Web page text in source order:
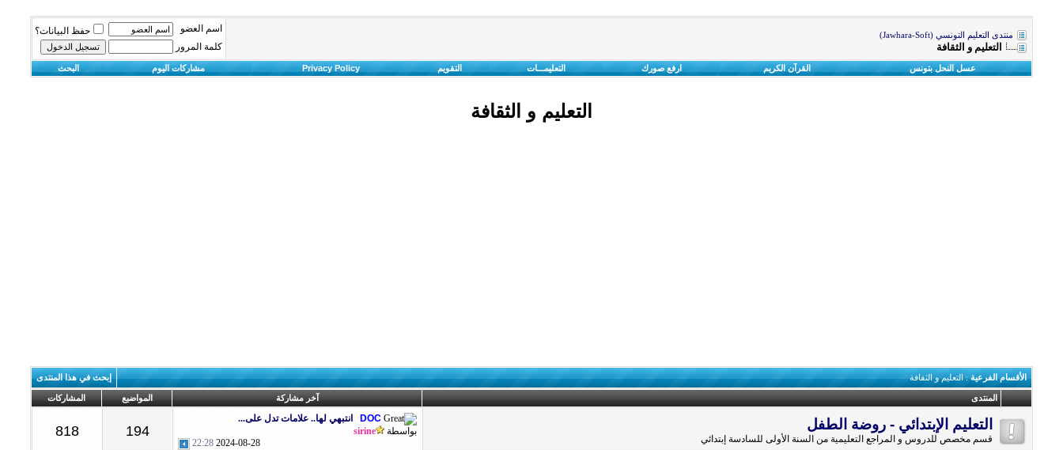
منتدى التعليم التونسي (Jawhara-Soft)
التعليم و الثقافة
اسم العضو
حفظ البيانات؟
كلمة المرور
عسل النحل بتونس القرآن الكريم ارفع صورك التعليمـــات التقويم Privacy Policy مشاركات اليوم البحث
التعليم و الثقافة
الأقسام الفرعية: التعليم و الثقافة إبحث في هذا المنتدى
المنتدى آخر مشاركة المواضيع المشاركات
التعليم الإبتدائي - روضة الطفل
قسم مخصص للدروس و المراجع التعليمية من السنة الأولى للسادسة إبتدائي
DOC
انتبهي لها.. علامات تدل على...
بواسطة
sirine
2024-08-28
22:28
194
818